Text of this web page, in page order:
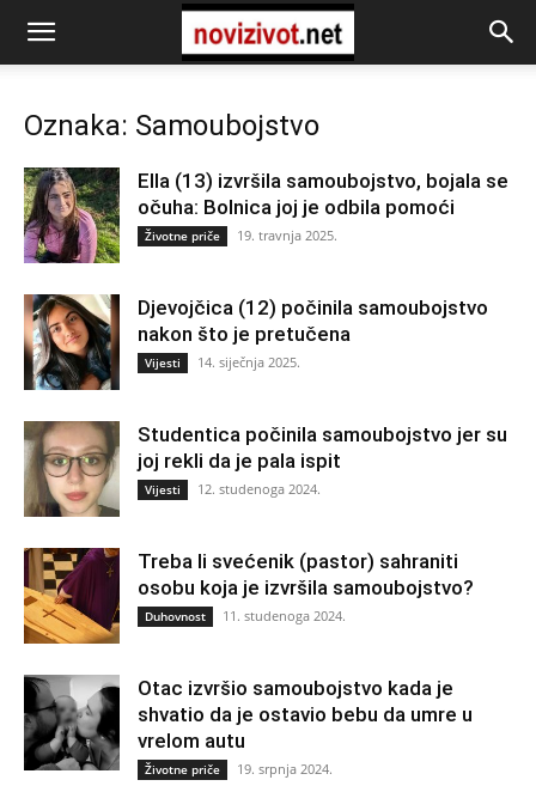
Oznaka: Samoubojstvo
Ella (13) izvršila samoubojstvo, bojala se
očuha: Bolnica joj je odbila pomoći
Životne priče 19. travnja 2025.
Djevojčica (12) počinila samoubojstvo
nakon što je pretučena
Vijesti 14. siječnja 2025.
Studentica počinila samoubojstvo jer su
joj rekli da je pala ispit
Vijesti 12. studenoga 2024.
Treba li svećenik (pastor) sahraniti
osobu koja je izvršila samoubojstvo?
Duhovnost 11. studenoga 2024.
Otac izvršio samoubojstvo kada je
shvatio da je ostavio bebu da umre u
vrelom autu
Životne priče 19. srpnja 2024.